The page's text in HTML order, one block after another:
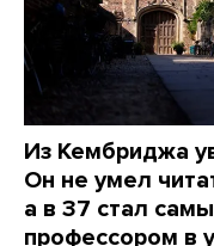
Из Кембриджа
Он не умел
а в 37 стал
профессором в